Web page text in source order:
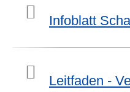
Infoblatt
Leitfaden -